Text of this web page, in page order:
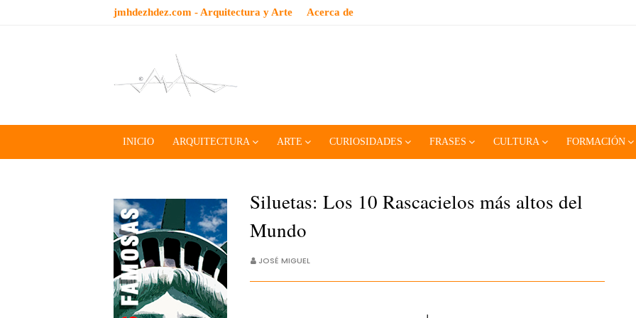
jmhdezhdez.com - Arquitectura y Arte Acerca de
INICIO ARQUITECTURA ARTE CURIOSIDADES FRASES CULTURA FORMACIÓN
Siluetas: Los 10 Rascacielos más altos del
Mundo
JOSÉ MIGUEL